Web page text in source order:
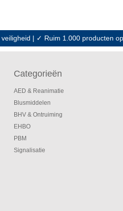
| ✓ Ruim 1.000 producten
Categorieën
AED & Reanimatie
Blusmiddelen
BHV & Ontruiming
EHBO
PBM
Signalisatie